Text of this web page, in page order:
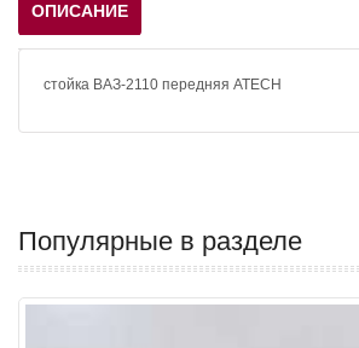
ОПИСАНИЕ
стойка ВАЗ-2110 передняя ATECH
Популярные в разделе